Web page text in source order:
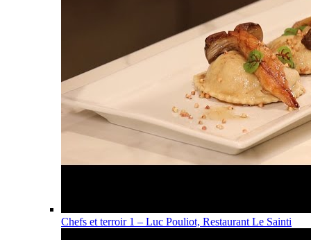
Chefs et terroir 1 – Luc Pouliot, Restaurant Le Sainti